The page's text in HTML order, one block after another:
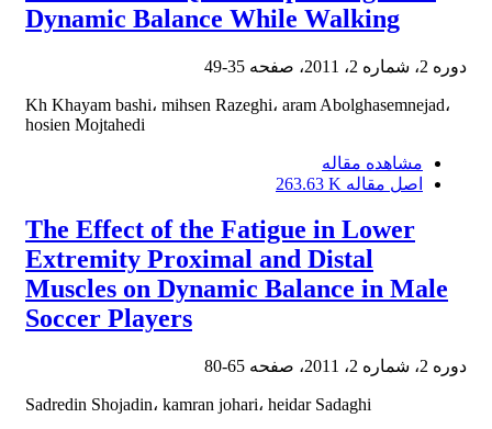
Dynamic Balance While Walking
دوره 2، شماره 2، 2011، صفحه 35-49
Kh Khayam bashi، mihsen Razeghi، aram Abolghasemnejad،
hosien Mojtahedi
مشاهده مقاله
اصل مقاله 263.63 K
The Effect of the Fatigue in Lower
Extremity Proximal and Distal
Muscles on Dynamic Balance in Male
Soccer Players
دوره 2، شماره 2، 2011، صفحه 65-80
Sadredin Shojadin، kamran johari، heidar Sadaghi